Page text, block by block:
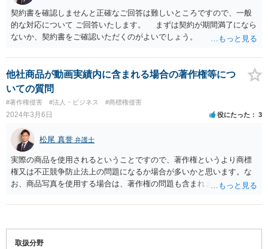
契約書を確認しませんと正確なご回答は難しいところですので、一般
的な対応について ご回答いたします。 まずは契約が期間満了になら
ないか、契約書をご確認いただくのがよいでしょう。 もっとも、自
い。 また、穏便に、かつ、ご相談者様に有利に契約を修了させると
いうことであれば、 契約の終了後も一定期間、販売を認める特約など
を設定してもよいように思います。 この場合は、ご相談者様にも売上
に応じた印税収入が見込めます。 他方、作品そのものを引き上げた
いという場合は、交渉が必要になる可能性が高いので お近くの弁護士
にご相談いただくこともご検討ください。 なお、書籍を他のメディ
アで二次利用している場合（コミカライズ、スピンオフ、 映像化等）
は、著作物の二次的利用に関する契約をどう処理するかについても交
渉が 必要になる可能性が高いので、この場合もお近くの弁護士へご相
談いただくのが よいように思います。 以上、円満な解決をご祈念い
たします。
他社商品が動画実績内に含まれる場合の著作権等につ
いての質問
#著作権侵害 #法人・ビジネス #商標権侵害
2024年3月6日 役にたった 3
松尾 真誉 弁護士
実際の商品を使用されるということですので、著作権というより商標
権又は不正競争防止法上の問題になるか場合が多いかと思います。な
お、商品写真を使用する場合は、著作権の問題も含まれます。 商標
集客力へのただ乗りをしたと評価されるような場合などに権利侵害の
係のない利用方法にとどまるようであれば、上記問題が生じる可能性
は低くなるといえますが、そもそも権利侵害となるかどうかの判断が
取扱分野